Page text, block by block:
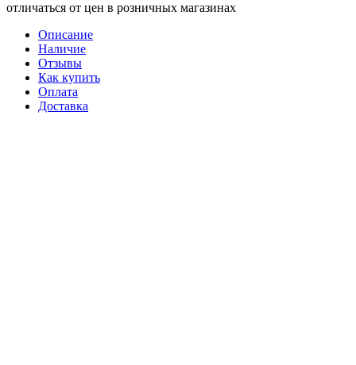
отличаться от цен в розничных магазинах
Описание
Наличие
Отзывы
Как купить
Оплата
Доставка